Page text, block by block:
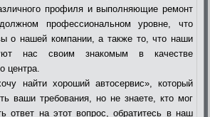
профиля и выполняющие ремонт
профессиональном уровне, что
о нашей компании, а также то, что наши
нас своим знакомым в качестве
центра.
найти хороший автосервис», который
ваши требования, но не знаете, кто мог
ответ на этот вопрос, обратитесь в наш